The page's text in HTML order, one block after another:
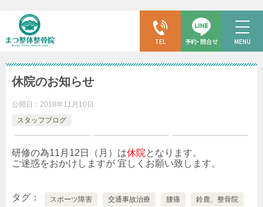
TEL 予約・問合せ MENU
休院のお知らせ
公開日： 2018年11月10日
スタッフブログ
研修の為11月12日（月）は休院となります。
ご迷惑をおかけしますが 宜しくお願い致します。
タグ スポーツ障害 交通事故治療 腰痛 鈴鹿、整骨院